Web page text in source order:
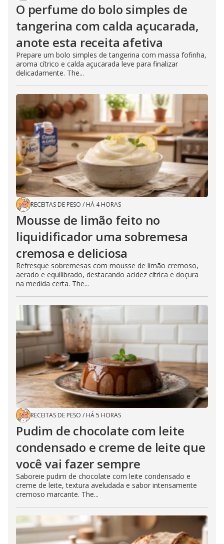
O perfume do bolo simples de
tangerina com calda açucarada,
anote esta receita afetiva
Prepare um bolo simples de tangerina com massa fofinha,
aroma cítrico e calda açucarada leve para finalizar
delicadamente. The...
RECEITAS DE PESO / HÁ 4 HORAS
Mousse de limão feito no
liquidificador uma sobremesa
cremosa e deliciosa
Refresque sobremesas com mousse de limão cremoso,
aerado e equilibrado, destacando acidez cítrica e doçura
na medida certa. The...
RECEITAS DE PESO / HÁ 5 HORAS
Pudim de chocolate com leite
condensado e creme de leite que
você vai fazer sempre
Saboreie pudim de chocolate com leite condensado e
creme de leite, textura aveludada e sabor intensamente
cremoso marcante. The...